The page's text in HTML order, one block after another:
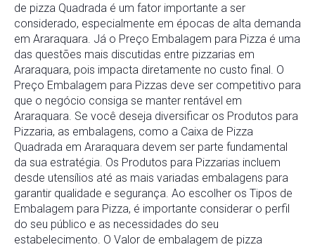
de pizza Quadrada é um fator importante a ser
considerado, especialmente em épocas de alta demanda
em Araraquara. Já o Preço Embalagem para Pizza é uma
das questões mais discutidas entre pizzarias em
Araraquara, pois impacta diretamente no custo final. O
Preço Embalagem para Pizzas deve ser competitivo para
que o negócio consiga se manter rentável em
Araraquara. Se você deseja diversificar os Produtos para
Pizzaria, as embalagens, como a Caixa de Pizza
Quadrada em Araraquara devem ser parte fundamental
da sua estratégia. Os Produtos para Pizzarias incluem
desde utensílios até as mais variadas embalagens para
garantir qualidade e segurança. Ao escolher os Tipos de
Embalagem para Pizza, é importante considerar o perfil
do seu público e as necessidades do seu
estabelecimento. O Valor de embalagem de pizza